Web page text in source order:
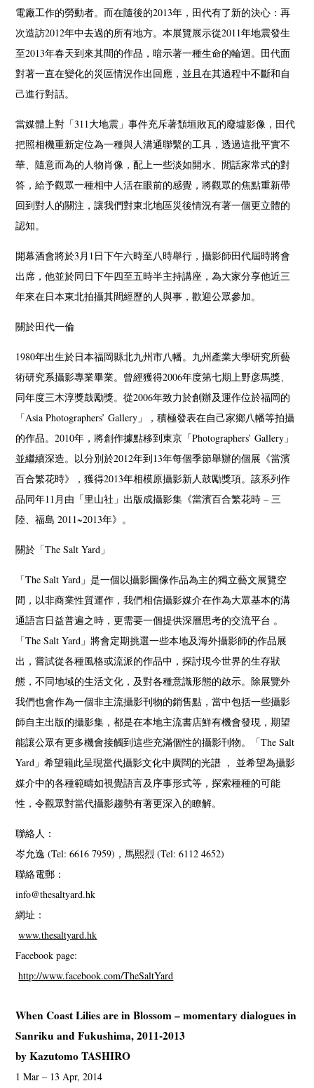
電廠工作的勞動者。而在隨後的2013年，田代有了新的決心：再
次造訪2012年中去過的所有地方。本展覽展示從2011年地震發生
至2013年春天到來其間的作品，暗示著一種生命的輪迴。田代面
對著一直在變化的災區情況作出回應，並且在其過程中不斷和自
己進行對話。
當媒體上對「311大地震」事件充斥著頹垣敗瓦的廢墟影像，田代
把照相機重新定位為一種與人溝通聯繫的工具，透過這批平實不
華、隨意而為的人物肖像，配上一些淡如開水、閒話家常式的對
答，給予觀眾一種相中人活在眼前的感覺，將觀眾的焦點重新帶
回到對人的關注，讓我們對東北地區災後情況有著一個更立體的
認知。
開幕酒會將於3月1日下午六時至八時舉行，攝影師田代屆時將會
出席，他並於同日下午四至五時半主持講座，為大家分享他近三
年來在日本東北拍攝其間經歷的人與事，歡迎公眾參加。
關於田代一倫
1980年出生於日本福岡縣北九州市八幡。九州產業大學研究所藝
術研究系攝影專業畢業。曾經獲得2006年度第七期上野彦馬獎、
同年度三木淳獎鼓勵獎。從2006年致力於創辦及運作位於福岡的
「Asia Photographers’ Gallery」，積極發表在自己家鄉八幡等拍攝
的作品。2010年，將創作據點移到東京「Photographers’ Gallery」
並繼續深造。以分別於2012年到13年每個季節舉辦的個展《當濱
百合繁花時》，獲得2013年相模原攝影新人鼓勵獎項。該系列作
品同年11月由「里山社」出版成攝影集《當濱百合繁花時 – 三
陸、福島 2011~2013年》。
關於「The Salt Yard」
「The Salt Yard」是一個以攝影圖像作品為主的獨立藝文展覽空
間，以非商業性質運作，我們相信攝影媒介在作為大眾基本的溝
通語言日益普遍之時，更需要一個提供深層思考的交流平台 。
「The Salt Yard」將會定期挑選一些本地及海外攝影師的作品展
出，嘗試從各種風格或流派的作品中，探討現今世界的生存狀
態，不同地域的生活文化，及對各種意識形態的啟示。除展覽外
我們也會作為一個非主流攝影刊物的銷售點，當中包括一些攝影
師自主出版的攝影集，都是在本地主流書店鮮有機會發現，期望
能讓公眾有更多機會接觸到這些充滿個性的攝影刊物。「The Salt
Yard」希望籍此呈現當代攝影文化中廣闊的光譜 ， 並希望為攝影
媒介中的各種範疇如視覺語言及序事形式等，探索種種的可能
性，令觀眾對當代攝影趨勢有著更深入的瞭解。
聯絡人：
岑允逸 (Tel: 6616 7959)，馬熙烈 (Tel: 6112 4652)
聯絡電郵：
info@thesaltyard.hk
網址：
www.thesaltyard.hk
Facebook page:
http://www.facebook.com/TheSaltYard
When Coast Lilies are in Blossom – momentary dialogues in
Sanriku and Fukushima, 2011-2013
by Kazutomo TASHIRO
1 Mar – 13 Apr, 2014